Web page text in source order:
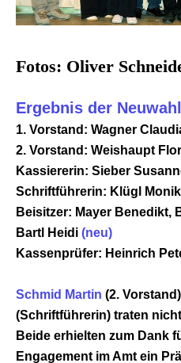
Fotos: Oliver
Ergebnis der
1. Vorstand: Wagner
2. Vorstand: Weishaupt
Kassiererin: Sieber
Schriftführerin: Klügl
Beisitzer: Mayer Benedikt,
Bartl Heidi (neu)
Kassenprüfer: Heinrich
Schmid Martin (2.
(Schriftführerin) traten
Beide erhielten zum Dank
Engagement im Amt ein